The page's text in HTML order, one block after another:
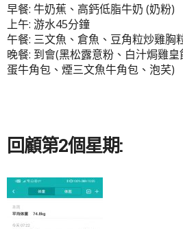
早餐: 牛奶蕉、高鈣低脂牛奶 (奶粉)
上午: 游水45分鐘
午餐: 三文魚、倉魚、豆角粒炒雞胸
晚餐: 到會(黑松露意粉、白汁焗雞
蛋牛角包、煙三文魚牛角包、泡芺)
回顧第2個星期: